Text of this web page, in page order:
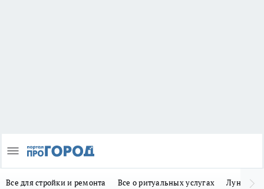
Все для стройки и ремонта Все о ритуальных услугах Лунно-